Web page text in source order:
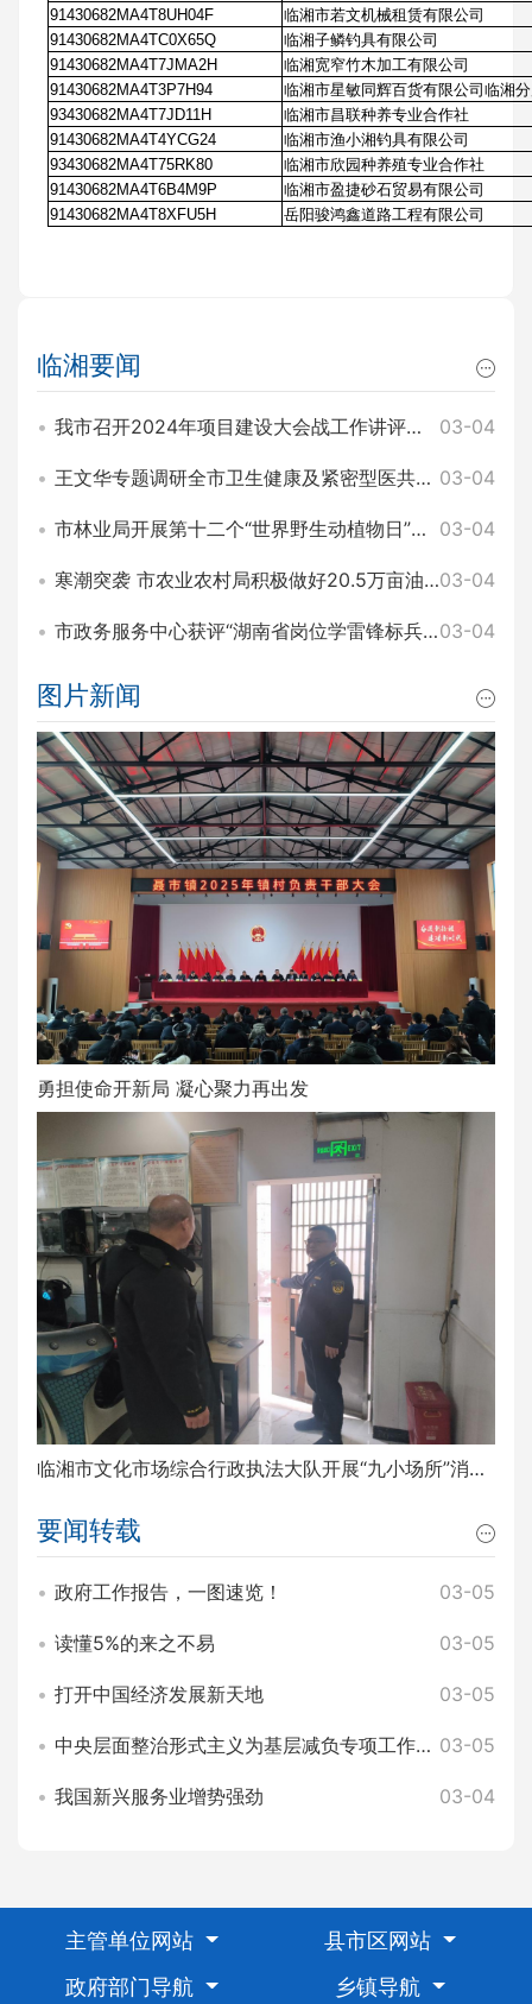
91430682MA4T8UH04F
临湘市若文机械租赁有限公司
91430682MA4TC0X65Q
临湘子鳞钓具有限公司
91430682MA4T7JMA2H
临湘宽窄竹木加工有限公司
91430682MA4T3P7H94
临湘市星敏同辉百货有限公司临湘
93430682MA4T7JD11H
临湘市昌联种养专业合作社
91430682MA4T4YCG24
临湘市渔小湘钓具有限公司
93430682MA4T75RK80
临湘市欣园种养殖专业合作社
91430682MA4T6B4M9P
临湘市盈捷砂石贸易有限公司
91430682MA4T8XFU5H
岳阳骏鸿鑫道路工程有限公司
临湘要闻
我市召开2024年项目建设大会战工作讲评暨2025年园区项目建设大会战工作动员会 王文华 刘琦出席 03-04
王文华专题调研全市卫生健康及紧密型医共体建设工作 刘琦参加 03-04
市林业局开展第十二个“世界野生动植物日”主题宣传活动 03-04
寒潮突袭 市农业农村局积极做好20.5万亩油菜田间管理和防寒工作03-04
市政务服务中心获评“湖南省岗位学雷锋标兵集体”称号03-04
图片新闻
勇担使命开新局 凝心聚力再出发
临湘市文化市场综合行政执法大队开展“九小场所”消防安全排查整治工作
要闻转载
政府工作报告，一图速览！ 03-05
读懂5%的来之不易 03-05
打开中国经济发展新天地 03-05
中央层面整治形式主义为基层减负专项工作机制办公室 中央纪委办公厅公开通报3起整治形式主义为基层减负典型问题 03-05
我国新兴服务业增势强劲 03-04
主管单位网站
县市区网站
政府部门导航
乡镇导航